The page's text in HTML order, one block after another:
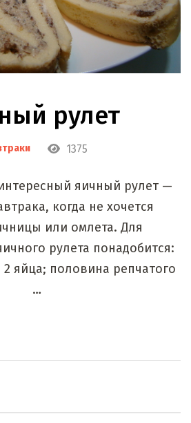
рулет
1375
яичный рулет —
когда не хочется
или омлета. Для
рулета понадобится:
яйца; половина репчатого
…